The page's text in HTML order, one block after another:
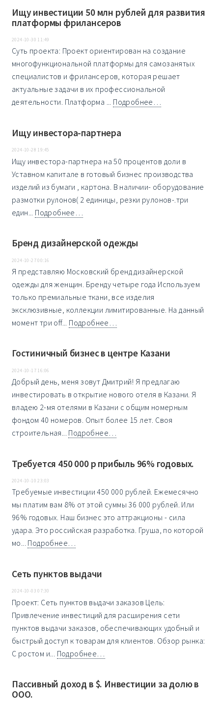
Ищу инвестиции 50 млн рублей для развития
платформы фрилансеров
2024-10-30 11:49
Суть проекта: Проект ориентирован на создание
многофункциональной платформы для самозанятых
специалистов и фрилансеров, которая решает
актуальные задачи в их профессиональной
деятельности. Платформа ... Подробнее…
Ищу инвестора-партнера
2024-10-28 19:45
Ищу инвестора-партнера на 50 процентов доли в
Уставном капитале в готовый бизнес производства
изделий из бумаги , картона. В наличии- оборудование
размотки рулонов( 2 единицы, резки рулонов-.три
един... Подробнее…
Бренд дизайнерской одежды
2024-10-27 00:16
Я представляю Московский бренд дизайнерской
одежды для женщин. Бренду четыре года Используем
только премиальные ткани, все изделия
эксклюзивные, коллекции лимитированные. На данный
момент три off... Подробнее…
Гостиничный бизнес в центре Казани
2024-10-17 16:06
Добрый день, меня зовут Дмитрий! Я предлагаю
инвестировать в открытие нового отеля в Казани. Я
владею 2-мя отелями в Казани с общим номерным
фондом 40 номеров. Опыт более 15 лет. Своя
строительная... Подробнее…
Требуется 450 000 р прибыль 96% годовых.
2024-10-10 23:03
Требуемые инвестиции 450 000 рублей. Ежемесячно
мы платим вам 8% от этой суммы 36 000 рублей. Или
96% годовых. Наш бизнес это аттракционы - сила
удара. Это российская разработка. Груша, по которой
мо... Подробнее…
Сеть пунктов выдачи
2024-10-03 07:30
Проект: Сеть пунктов выдачи заказов Цель:
Привлечение инвестиций для расширения сети
пунктов выдачи заказов, обеспечивающих удобный и
быстрый доступ к товарам для клиентов. Обзор рынка:
С ростом и... Подробнее…
Пассивный доход в $. Инвестиции за долю в
ООО.